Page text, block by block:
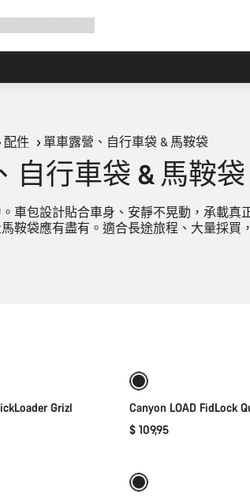
配件 單車露營、自行車袋 & 馬鞍袋
自行車袋 & 馬鞍袋
車包設計貼合車身、安靜不晃動，承載
鞍袋應有盡有。適合長途旅程、大量採買
Grizl
Canyon LOAD FidLock
$ 109,95